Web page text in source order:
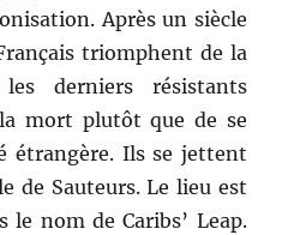
Après un siècle
triomphent de la
derniers résistants
mort plutôt que de se
étrangère. Ils se jettent
de Sauteurs. Le lieu est
le nom de Caribs’ Leap.